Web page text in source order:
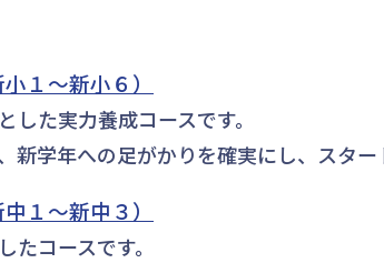
１～新小６）
した実力養成コースです。
新学年への足がかりを確実にし、スター
１～新中３）
たコースです。